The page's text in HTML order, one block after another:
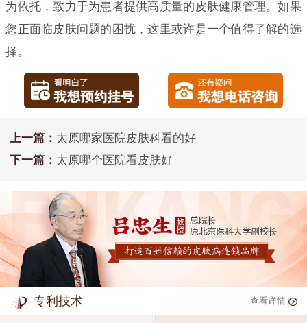
为依托，致力于为患者提供高质量的皮肤健康管理。如果
您正面临皮肤问题的困扰，这里或许是一个值得了解的选
择。
上一篇： 太原哪家医院皮肤科看的好
下一篇： 太原哪个医院看皮肤好
专利技术 查看详情